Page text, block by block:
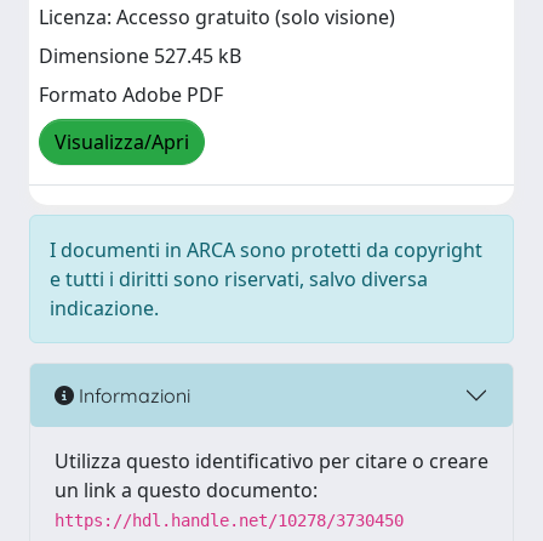
Licenza: Accesso gratuito (solo visione)
Dimensione 527.45 kB
Formato Adobe PDF
Visualizza/Apri
I documenti in ARCA sono protetti da copyright
e tutti i diritti sono riservati, salvo diversa
indicazione.
Informazioni
Utilizza questo identificativo per citare o creare
un link a questo documento:
https://hdl.handle.net/10278/3730450